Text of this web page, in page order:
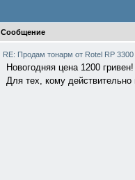
Сообщение
RE: Продам тонарм от Rotel RP
Новогодняя цена 1200 гривен!
Для тех, кому